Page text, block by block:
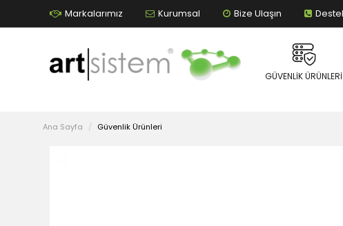
Markalarımız Kurumsal Bize Ulaşın
GÜVENLIK ÜRÜNLERI
Ana Sayfa Güvenlik Ürünleri